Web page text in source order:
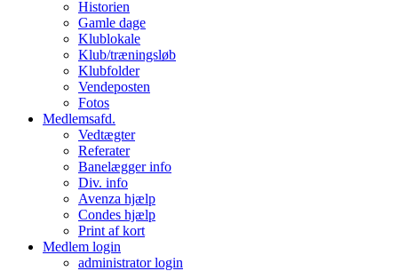
Historien
Gamle dage
Klublokale
Klub/træningsløb
Klubfolder
Vendeposten
Fotos
Medlemsafd.
Vedtægter
Referater
Banelægger info
Div. info
Avenza hjælp
Condes hjælp
Print af kort
Medlem login
administrator login